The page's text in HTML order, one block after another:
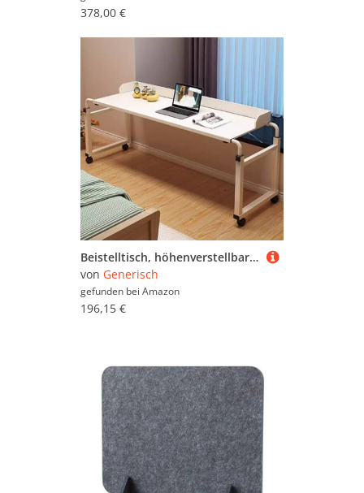
378,00 €
Beistelltisch, höhenverstellbar, Lebensmitteltablett, Schreibtisch, Rolltisch, medizinischer Tisch, Computertisch, Überbetttische mit Rollen, Bartisch, mobiler Schreibtisch mit verstellbarer Höhe
von Generisch
gefunden bei Amazon
196,15 €